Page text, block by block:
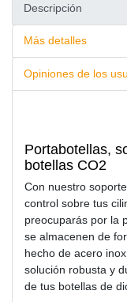
Descripción
Más detalles
Opiniones de los
Portabotellas,
botellas CO2
Con nuestro
control sobre tus
preocuparás por la
se almacenen de
hecho de acero
solución robusta y
de tus botellas de